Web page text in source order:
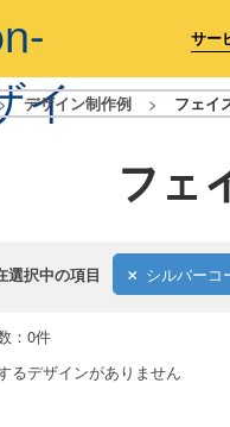
サー
デザイン制作例 > フェイ
フェ
選択中の項目 シルバーコ
：0件
るデザインがありません